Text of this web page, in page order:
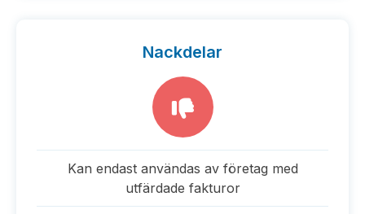
Nackdelar
Kan endast användas av företag med
utfärdade fakturor